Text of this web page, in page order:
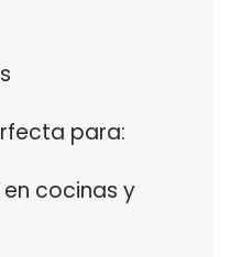
para:
cocinas y